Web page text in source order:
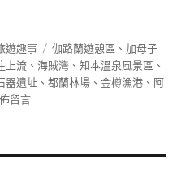
週-第5天 花東海岸〉
遊趣事
標
籤
伽路蘭遊憩區 、加母子
上流 、 海賊灣 、知本溫泉風景區 、
器遺址 、都蘭林場 、金樽漁港 、 阿
留言